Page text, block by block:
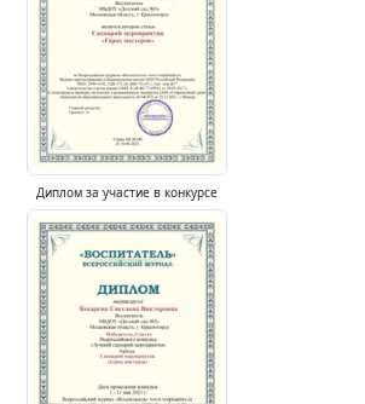
Диплом за участие в конкурсе